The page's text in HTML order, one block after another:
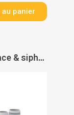
panier
Ensemble tubulure gain de place & siphon Connectic pour lavabo - VALENTIN